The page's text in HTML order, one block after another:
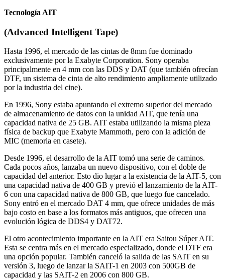
Tecnología AIT
(Advanced Intelligent Tape)
Hasta 1996, el mercado de las cintas de 8mm fue dominado
exclusivamente por la Exabyte Corporation. Sony operaba
principalmente en 4 mm con las DDS y DAT (que también ofrecían
DTF, un sistema de cinta de alto rendimiento ampliamente utilizado
por la industria del cine).
En 1996, Sony estaba apuntando el extremo superior del mercado
de almacenamiento de datos con la unidad AIT, que tenía una
capacidad nativa de 25 GB. AIT estaba utilizando la misma pieza
física de backup que Exabyte Mammoth, pero con la adición de
MIC (memoria en casete).
Desde 1996, el desarrollo de la AIT tomó una serie de caminos.
Cada pocos años, lanzaba un nuevo dispositivo, con el doble de
capacidad del anterior. Esto dio lugar a la existencia de la AIT-5, con
una capacidad nativa de 400 GB y previó el lanzamiento de la AIT-
6 con una capacidad nativa de 800 GB, que luego fue cancelado.
Sony entró en el mercado DAT 4 mm, que ofrece unidades de más
bajo costo en base a los formatos más antiguos, que ofrecen una
evolución lógica de DDS4 y DAT72.
El otro acontecimiento importante en la AIT era Saitou Súper AIT.
Esta se centra más en el mercado especializado, donde el DTF era
una opción popular. También canceló la salida de las SAIT en su
versión 3, luego de lanzar la SAIT-1 en 2003 con 500GB de
capacidad y las SAIT-2 en 2006 con 800 GB.